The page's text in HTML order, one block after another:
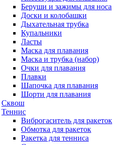
Беруши и зажимы для носа
Доски и колобашки
Дыхательная трубка
Купальники
Ласты
Маска для плавания
Маска и трубка (набор)
Очки для плавания
Плавки
Шапочка для плавания
Шорти для плавания
Сквош
Теннис
Виброгаситель для ракеток
Обмотка для ракеток
Ракетка для тенниса